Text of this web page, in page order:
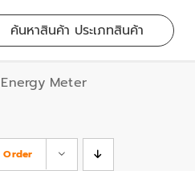
Energy Meter
Order